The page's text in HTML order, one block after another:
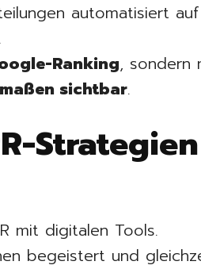
automatisiert auf
Ranking, sondern
sichtbar.
mit digitalen Tools.
begeistert und